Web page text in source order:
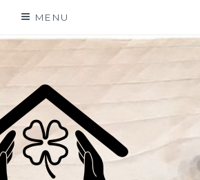
MENU